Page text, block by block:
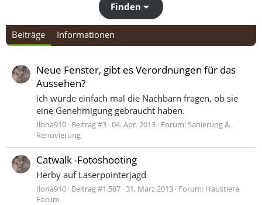
Finden
Beiträge Informationen
Neue Fenster, gibt es Verordnungen für das
Aussehen?
ich würde einfach mal die Nachbarn fragen, ob sie
eine Genehmigung gebraucht haben.
Ilona910 Beitrag #3 04. Apr. 2013 Forum:Sanierung &
Renovierung
Catwalk -Fotoshooting
Herby auf Laserpointerjagd
Ilona910 Beitrag #1.587 31. März 2013 Forum: Haustiere
Forum